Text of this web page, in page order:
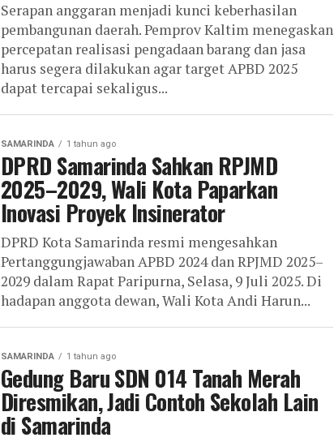
Serapan anggaran menjadi kunci keberhasilan
pembangunan daerah. Pemprov Kaltim menegaskan
percepatan realisasi pengadaan barang dan jasa
harus segera dilakukan agar target APBD 2025
dapat tercapai sekaligus...
SAMARINDA 1 tahun ago
DPRD Samarinda Sahkan RPJMD
2025–2029, Wali Kota Paparkan
Inovasi Proyek Insinerator
DPRD Kota Samarinda resmi mengesahkan
Pertanggungjawaban APBD 2024 dan RPJMD 2025–
2029 dalam Rapat Paripurna, Selasa, 9 Juli 2025. Di
hadapan anggota dewan, Wali Kota Andi Harun...
SAMARINDA 1 tahun ago
Gedung Baru SDN 014 Tanah Merah
Diresmikan, Jadi Contoh Sekolah Lain
di Samarinda